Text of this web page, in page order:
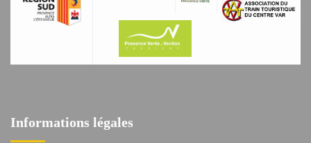
Informations légales